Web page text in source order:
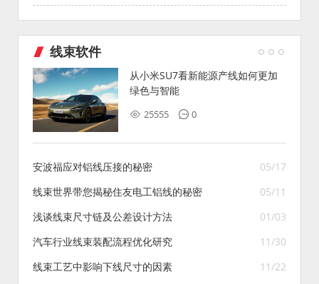
线束软件
从小米SU7看新能源产线如何更加
绿色与智能
25555 0
05/17
安波福应对铝线压接的秘密
05/11
线束世界带您揭秘住友电工铝线的秘密
01/03
浅谈线束尺寸链及公差设计方法
11/30
汽车行业线束装配流程优化研究
11/22
线束工艺中影响下线尺寸的因素